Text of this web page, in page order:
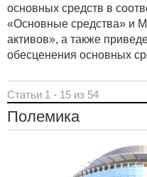
основных средств в
«Основные средства» и
активов», а также
обесценения основных
Статьи 1 - 15 из 54
Полемика